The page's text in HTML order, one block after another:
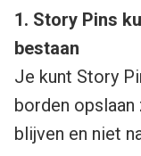
1. Story Pins
bestaan
Je kunt Story
borden
blijven en niet